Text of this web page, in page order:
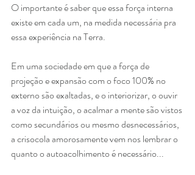
O importante é saber que essa força interna
existe em cada um, na medida necessária pra
essa experiência na Terra.
Em uma sociedade em que a força de
projeção e expansão com o foco 100% no
externo são exaltadas, e o interiorizar, o ouvir
a voz da intuição, o acalmar a mente são vistos
como secundários ou mesmo desnecessários,
a crisocola amorosamente vem nos lembrar o
quanto o autoacolhimento é necessário...